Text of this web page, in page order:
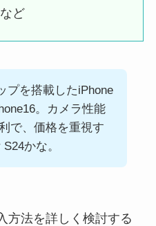
など
プを搭載したiPhone
。カメラ性能
で、価格を重視す
かな。
方法を詳しく検討する